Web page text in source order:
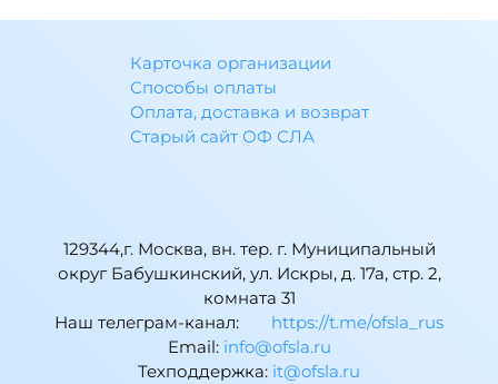
Карточка организации
Способы оплаты
Оплата, доставка и возврат
Старый сайт ОФ СЛА
129344,г. Москва, вн. тер. г. Муниципальный
округ Бабушкинский, ул. Искры, д. 17а, стр. 2,
комната 31
Наш телеграм-канал:
https://t.me/ofsla_rus
Email: ur.alsfo@ofni
Техподдержка: ur.alsfo@ti